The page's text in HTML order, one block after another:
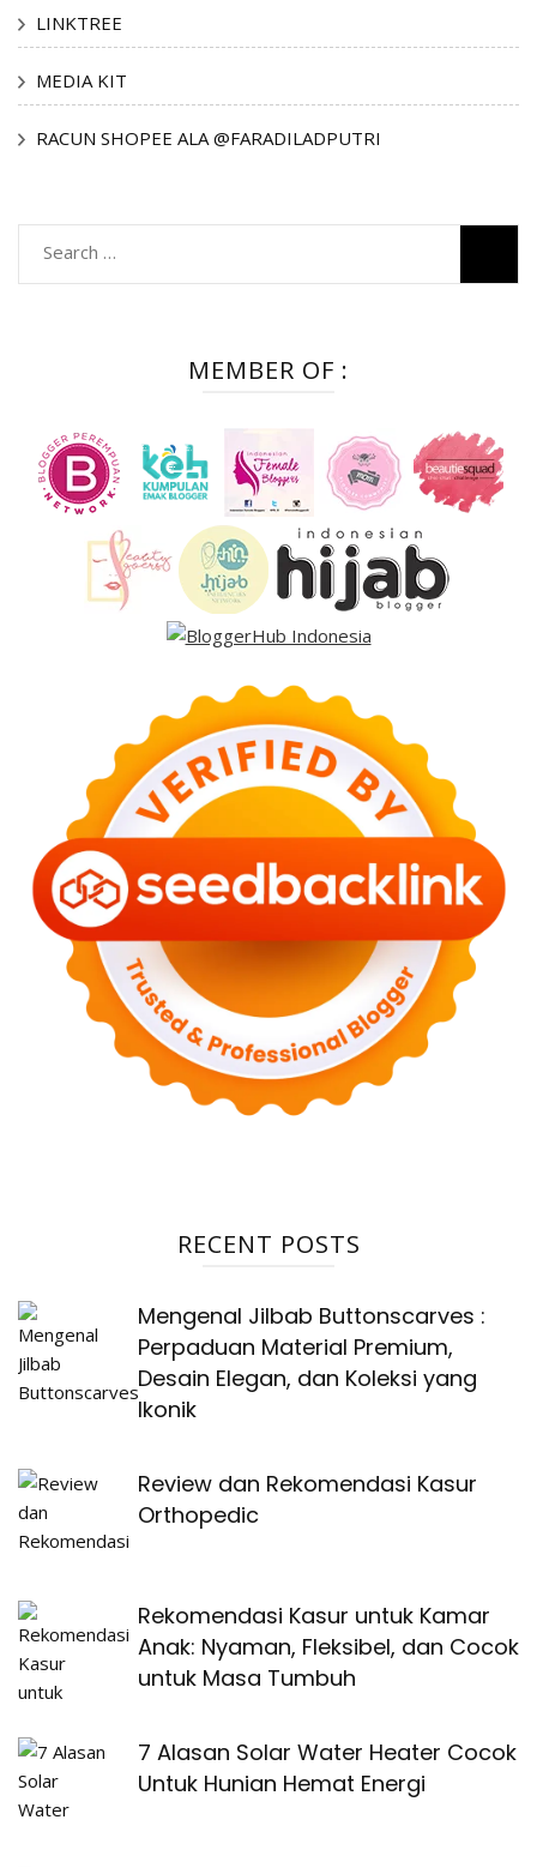
LINKTREE
MEDIA KIT
RACUN SHOPEE ALA @FARADILADPUTRI
Search
for:
MEMBER OF :
RECENT POSTS
Mengenal Jilbab Buttonscarves :
Perpaduan Material Premium,
Desain Elegan, dan Koleksi yang
Ikonik
Review dan Rekomendasi Kasur
Orthopedic
Rekomendasi Kasur untuk Kamar
Anak: Nyaman, Fleksibel, dan Cocok
untuk Masa Tumbuh
7 Alasan Solar Water Heater Cocok
Untuk Hunian Hemat Energi